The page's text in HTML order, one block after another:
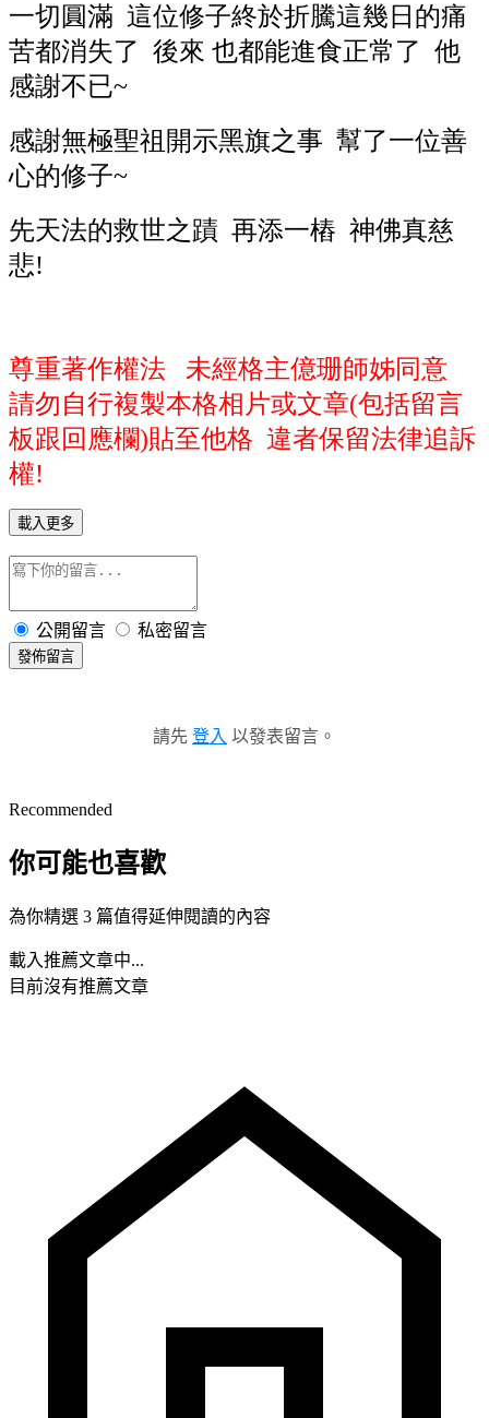
一切圓滿 這位修子終於折騰這幾日的痛
苦都消失了 後來 也都能進食正常了 他
感謝不已~
感謝無極聖祖開示黑旗之事 幫了一位善
心的修子~
先天法的救世之蹟 再添一樁 神佛真慈
悲!
尊重著作權法 未經格主億珊師姊同意
請勿自行複製本格相片或文章(包括留言
板跟回應欄)貼至他格 違者保留法律追訴
權!
載入更多
公開留言 私密留言
發佈留言
請先 登入 以發表留言。
Recommended
你可能也喜歡
為你精選 3 篇值得延伸閱讀的內容
載入推薦文章中...
目前沒有推薦文章